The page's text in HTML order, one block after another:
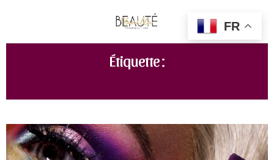
Étiquette :
FR